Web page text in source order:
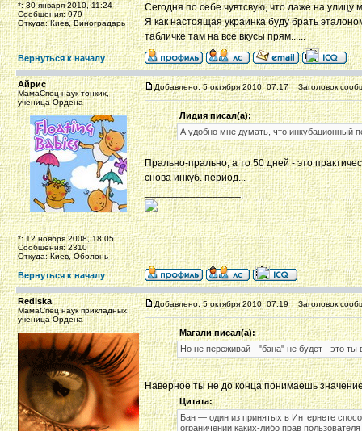
*: 30 января 2010, 11:24
Сообщения: 979
Откуда: Киев, Виноградарь
Сегодня по себе чувтсвую, что даже на улицу
Я как настоящая украинка буду брать
табличке там на все вкусы прям......
Вернуться к началу
Айрис
МамаСпец наук тонких,
ученица Ордена
*: 12 ноября 2008, 18:05
Сообщения: 2310
Откуда: Киев, Оболонь
Добавлено: 5 октября 2010, 07:17 Заголовок
Лидия писал(а):
А удобно мне думать, что инкубационный
Прально-прально, а то 50 дней - это
снова инкуб. период...
_________________
Вернуться к началу
Rediska
МамаСпец наук прикладных,
ученица Ордена
Добавлено: 5 октября 2010, 07:19 Заголовок
Магали писал(а):
Но не переживай - "бана" не будет - это
Наверное ты не до конца понимаешь
Цитата:
Бан — один из принятых в Интернете
ограничении каких-либо прав